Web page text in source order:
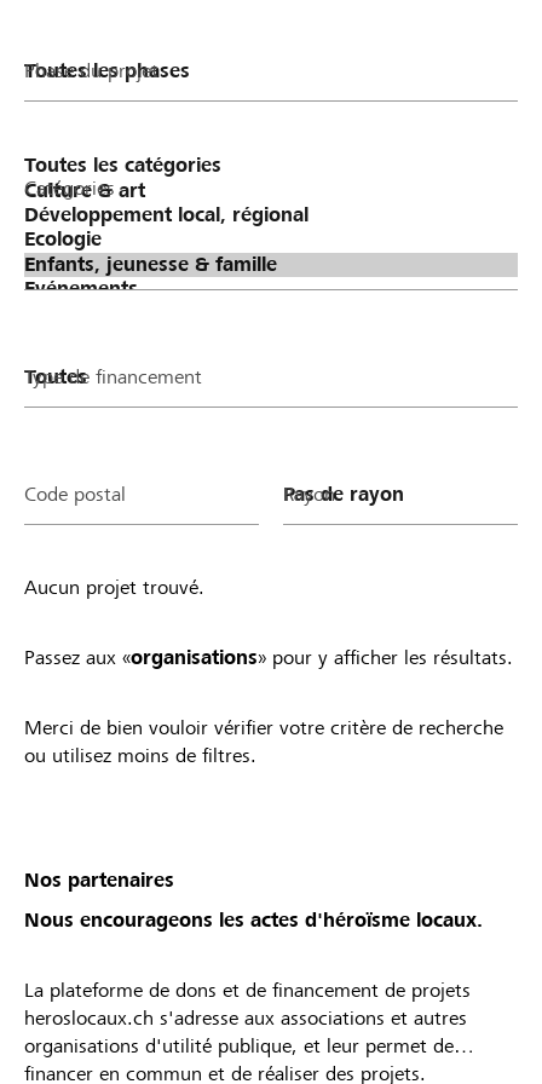
Phase du projet
Catégories
Type de financement
Code postal Rayon
Aucun projet trouvé.
Passez aux «organisations» pour y afficher les résultats.
Merci de bien vouloir vérifier votre critère de recherche
ou utilisez moins de filtres.
Nos partenaires
Nous encourageons les actes d'héroïsme locaux.
La plateforme de dons et de financement de projets
heroslocaux.ch s'adresse aux associations et autres
organisations d'utilité publique, et leur permet de
financer en commun et de réaliser des projets.